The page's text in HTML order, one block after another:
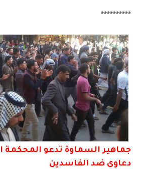
**********
جماهير السماوة تدعو المحكمة
دعاوى ضد الفاسدين